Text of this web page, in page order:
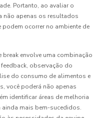
Portanto, ao avaliar o
não apenas os resultados
ocorrer no ambiente de
envolve uma combinação
observação do
do consumo de alimentos e
você poderá não apenas
identificar áreas de melhoria
mais bem-sucedidos.